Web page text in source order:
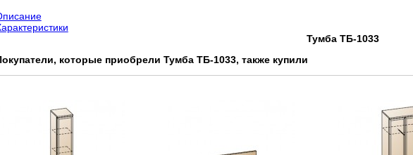
Тумба ТБ-1033
которые приобрели Тумба ТБ-1033, также купили